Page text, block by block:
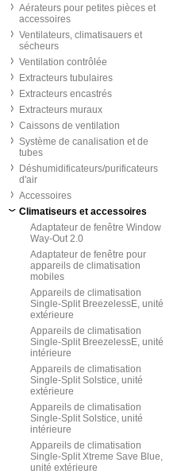
Aérateurs pour petites pièces et
accessoires
Ventilateurs, climatisauers et
sécheurs
Ventilation contrôlée
Extracteurs tubulaires
Extracteurs encastrés
Extracteurs muraux
Caissons de ventilation
Système de canalisation et de
tubes
Déshumidificateurs/purificateurs
d'air
Accessoires
Climatiseurs et accessoires
Adaptateur de fenêtre Window
Way-Out 2.0
Adaptateur de fenêtre pour
appareils de climatisation
mobiles
Appareils de climatisation
Single-Split BreezelessE, unité
extérieure
Appareils de climatisation
Single-Split BreezelessE, unité
intérieure
Appareils de climatisation
Single-Split Solstice, unité
extérieure
Appareils de climatisation
Single-Split Solstice, unité
intérieure
Appareils de climatisation
Single-Split Xtreme Save Blue,
unité extérieure